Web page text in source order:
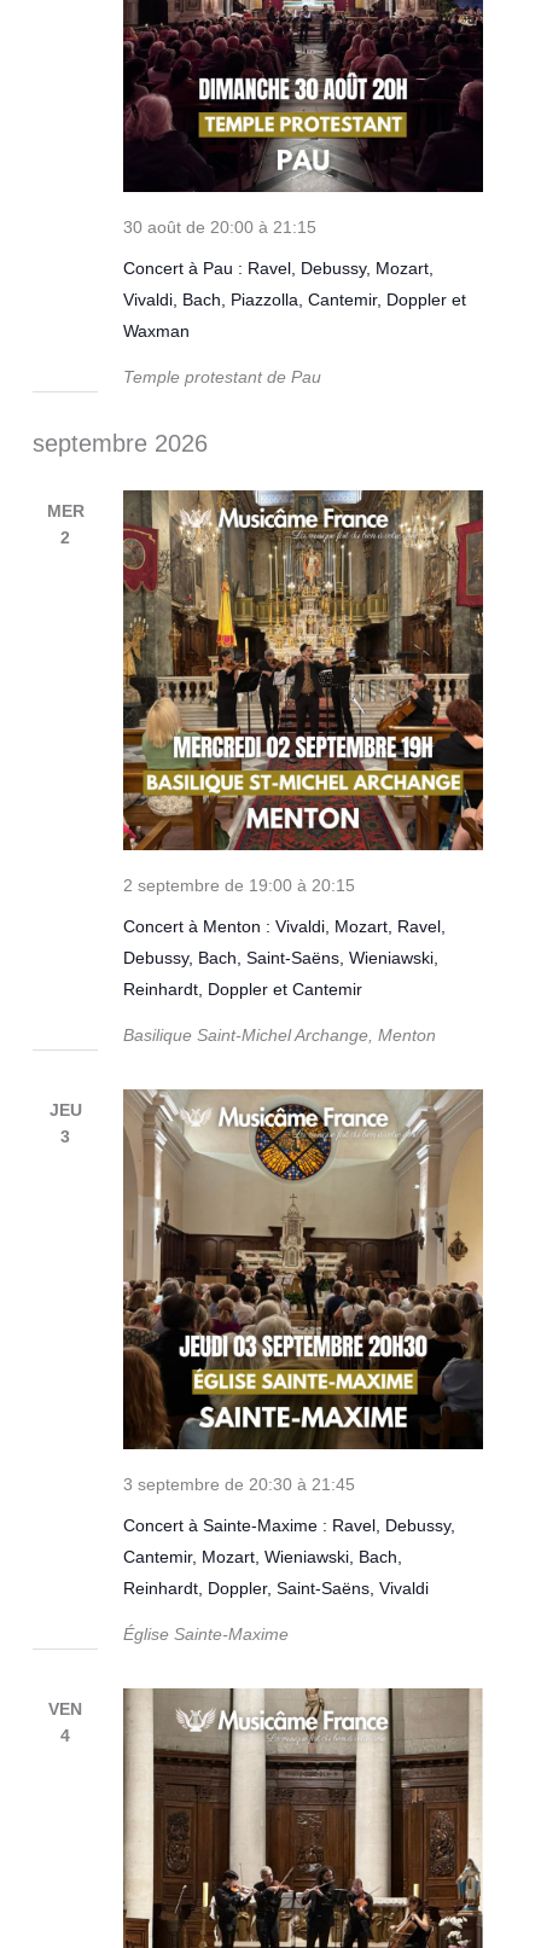
Concert à Pau : Ravel, Debussy, Mozart,
Vivaldi, Bach, Piazzolla, Cantemir, Doppler et
Waxman
30 août de 20:00 à 21:15
Temple protestant de Pau
septembre 2026
MER
2
Concert à Menton : Vivaldi, Mozart, Ravel,
Debussy, Bach, Saint-Saëns, Wieniawski,
Reinhardt, Doppler et Cantemir
2 septembre de 19:00 à 20:15
Basilique Saint-Michel Archange, Menton
JEU
3
Concert à Sainte-Maxime : Ravel, Debussy,
Cantemir, Mozart, Wieniawski, Bach,
Reinhardt, Doppler, Saint-Saëns, Vivaldi
3 septembre de 20:30 à 21:45
Église Sainte-Maxime
VEN
4